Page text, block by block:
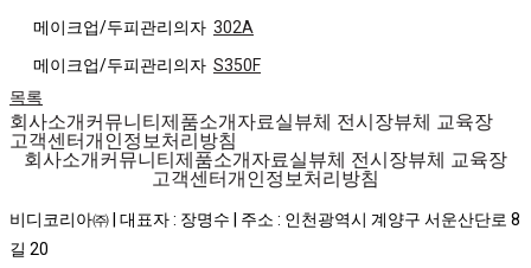
메이크업/두피관리의자 302A
메이크업/두피관리의자 S350F
목록
회사소개 커뮤니티 제품소개 자료실뷰체 전시장뷰체 교육장
고객센터 개인정보처리방침
회사소개 커뮤니티 제품소개 자료실뷰체 전시장뷰체 교육장
고객센터 개인정보처리방침
비디코리아㈜ | 대표자 : 장명수 | 주소 : 인천광역시 계양구 서운산단로 8
길 20